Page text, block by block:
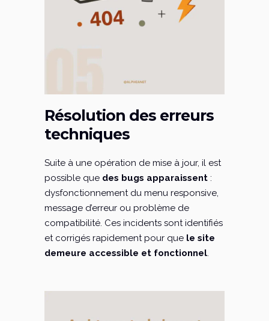
Résolution des erreurs
techniques
Suite à une opération de mise à jour, il est
possible que des bugs apparaissent :
dysfonctionnement du menu responsive,
message d’erreur ou problème de
compatibilité. Ces incidents sont identifiés
et corrigés rapidement pour que le site
demeure accessible et fonctionnel.